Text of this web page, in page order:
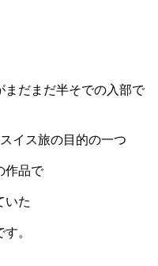
まだまだ半そでの入部で
イス旅の目的の一つ
作品で
いた
。